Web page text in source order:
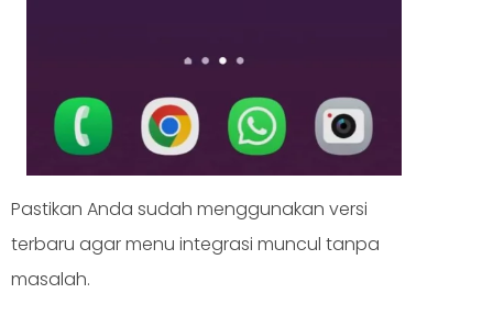
Pastikan Anda sudah menggunakan versi
terbaru agar menu integrasi muncul tanpa
masalah.